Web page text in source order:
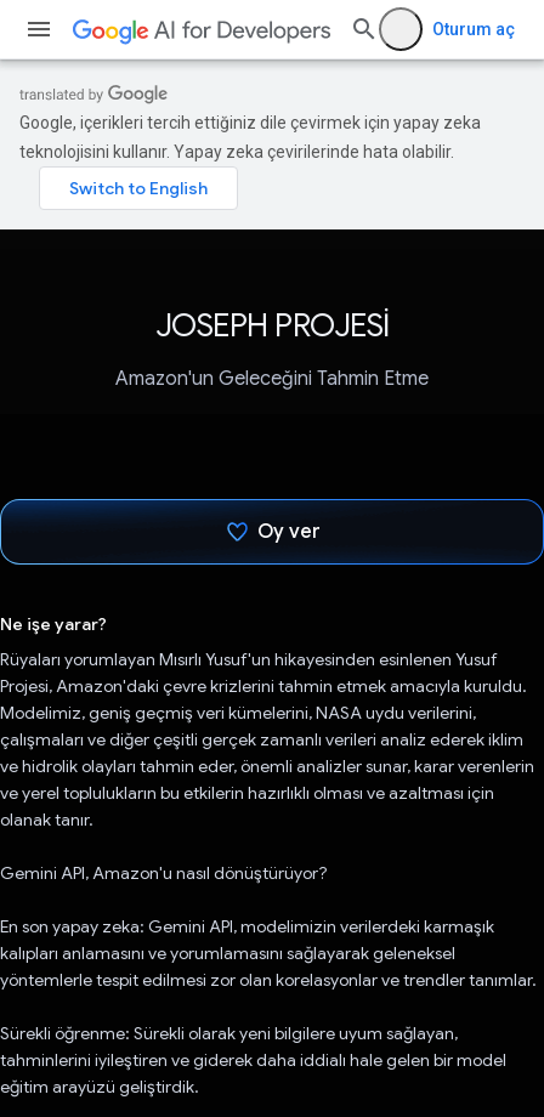
Oturum aç
Google, içerikleri tercih ettiğiniz dile çevirmek için yapay zeka
teknolojisini kullanır. Yapay zeka çevirilerinde hata olabilir.
JOSEPH PROJESİ
Amazon'un Geleceğini Tahmin Etme
Oy ver
Ne işe yarar?
Rüyaları yorumlayan Mısırlı Yusuf'un hikayesinden esinlenen Yusuf
Projesi, Amazon'daki çevre krizlerini tahmin etmek amacıyla kuruldu.
Modelimiz, geniş geçmiş veri kümelerini, NASA uydu verilerini,
çalışmaları ve diğer çeşitli gerçek zamanlı verileri analiz ederek iklim
ve hidrolik olayları tahmin eder, önemli analizler sunar, karar verenlerin
ve yerel toplulukların bu etkilerin hazırlıklı olması ve azaltması için
olanak tanır.
Gemini API, Amazon'u nasıl dönüştürüyor?
En son yapay zeka: Gemini API, modelimizin verilerdeki karmaşık
kalıpları anlamasını ve yorumlamasını sağlayarak geleneksel
yöntemlerle tespit edilmesi zor olan korelasyonlar ve trendler tanımlar.
Sürekli öğrenme: Sürekli olarak yeni bilgilere uyum sağlayan,
tahminlerini iyileştiren ve giderek daha iddialı hale gelen bir model
eğitim arayüzü geliştirdik.